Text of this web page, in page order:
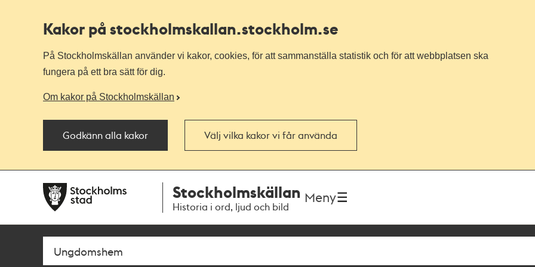
Kakor på stockholmskallan.stockholm.se
På Stockholmskällan använder vi kakor, cookies, för att sammanställa statistik och för att webbplatsen ska
fungera på ett bra sätt för dig.
Om kakor på Stockholmskällan
Godkänn alla kakor Välj vilka kakor vi får använda
navigationen
huvudinnehållet
Stockholmskällan
Historia i ord, ljud och bild
Meny
Sök